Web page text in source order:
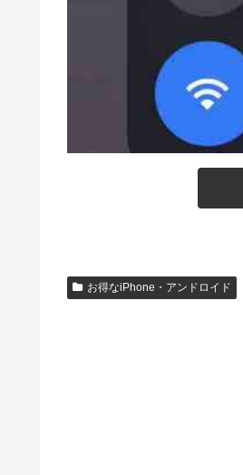
お得なiPhone・アンドロイド